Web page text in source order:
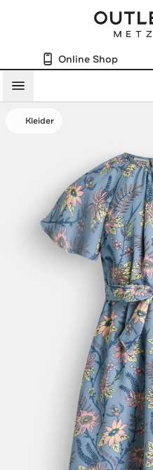
Online Shop
Menü
Kleider